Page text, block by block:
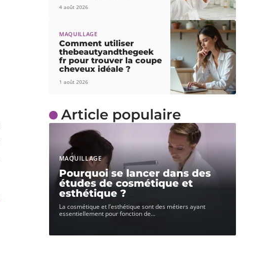
4 août 2026
MAQUILLAGE
Comment utiliser
thebeautyandthegeek
fr pour trouver la coupe
cheveux idéale ?
1 août 2026
Article populaire
MAQUILLAGE
Pourquoi se lancer dans des
études de cosmétique et
esthétique ?
La cosmétique et l’esthétique sont des métiers ayant
essentiellement pour fonction de…